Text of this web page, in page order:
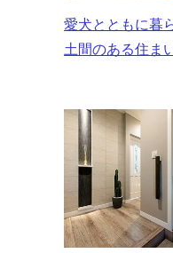
愛犬とともに暮
土間のある住ま